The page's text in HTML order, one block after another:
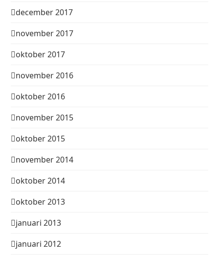
december 2017
november 2017
oktober 2017
november 2016
oktober 2016
november 2015
oktober 2015
november 2014
oktober 2014
oktober 2013
januari 2013
januari 2012